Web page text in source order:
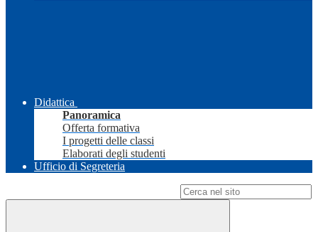
Didattica
Panoramica
Offerta formativa
I progetti delle classi
Elaborati degli studenti
Ufficio di Segreteria